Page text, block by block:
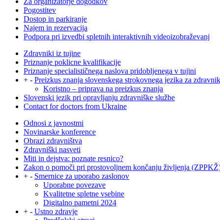
Pogostitev
Dostop in parkiranje
Najem in rezervacija
Podpora pri izvedbi spletnih interaktivnih videoizobraževanj
Zdravniki iz tujine
Priznanje poklicne kvalifikacije
Priznanje specialističnega naslova pridobljenega v tujini
+ - Preizkus znanja slovenskega strokovnega jezika za
Koristno – priprava na preizkus znanja
Slovenski jezik pri opravljanju zdravniške službe
Contact for doctors from Ukraine
Odnosi z javnostmi
Novinarske konference
Obrazi zdravništva
Zdravniški nasveti
Miti in dejstva: poznate resnico?
Zakon o pomoči pri prostovoljnem končanju življenja
+ - Smernice za uporabo zaslonov
Uporabne povezave
Kvalitetne spletne vsebine
Digitalno pametni 2024
+ - Ustno zdravje